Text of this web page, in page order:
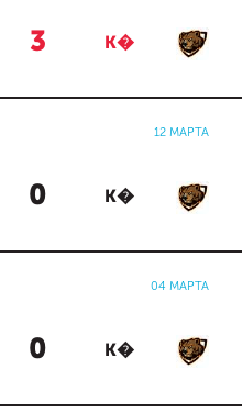
3 К�
12 МАРТА
0 К�
04 МАРТА
0 К�